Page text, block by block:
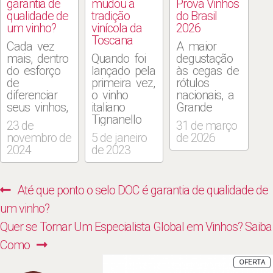
garantia de
qualidade de
um vinho?
Cada vez
mais, dentro
do esforço
de
diferenciar
seus vinhos,
os
produtores
destacam
nos rótulos
preciosa
pelo
mercado:
DOC,
abreviação
para
23 de
novembro de
2024
mudou a
tradição
vinícola da
Toscana
Quando foi
lançado pela
primeira vez,
o vinho
italiano
Tignanello
provocou
uma
verdadeira
estreia, 1971,
Toscana em
5 de janeiro
de 2023
Prova Vinhos
do Brasil
2026
A maior
degustação
às cegas de
rótulos
nacionais, a
Grande
Prova Vinhos
do Brasil
2026,
vinhos e
do país, em
31 de março
de 2026
Navegação
de
Post
Previous
post:
Até que ponto o selo DOC é garantia de qualidade de
um vinho?
Next
post:
Quer se Tornar Um Especialista Global em Vinhos? Saiba
Como
OFERTA